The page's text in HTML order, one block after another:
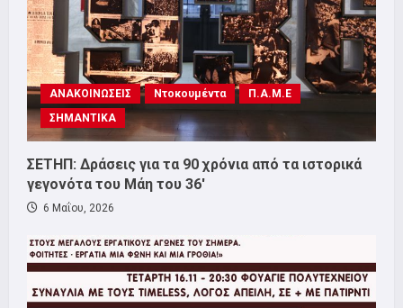
ΑΝΑΚΟΙΝΩΣΕΙΣ Ντοκουμέντα
Π.Α.Μ.Ε
ΣΗΜΑΝΤΙΚΑ
ΣΕΤΗΠ: Δράσεις για τα 90 χρόνια από τα ιστορικά
γεγονότα του Μάη του 36′
6 Μαΐου, 2026